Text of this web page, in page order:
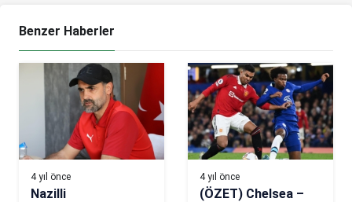
Benzer Haberler
4 yıl önce
Nazilli
4 yıl önce
(ÖZET) Chelsea –